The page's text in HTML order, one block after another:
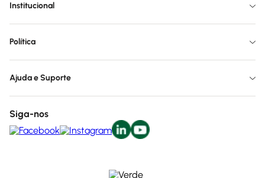
Institucional
Política
Ajuda e Suporte
Siga-nos